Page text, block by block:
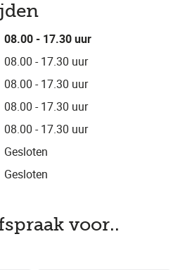
voor..
08.00 - 17.30 uur
08.00 - 17.30 uur
08.00 - 17.30 uur
08.00 - 17.30 uur
08.00 - 17.30 uur
Gesloten
Gesloten